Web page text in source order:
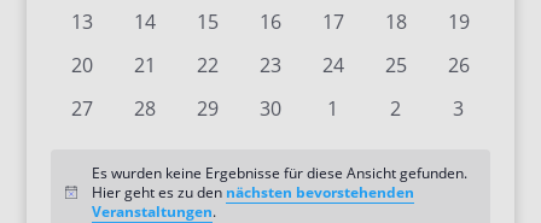
0
13
0
14
0
15
0
16
0
17
0
18
0
19
0
20
0
21
0
22
0
23
0
24
0
25
0
26
0
27
0
28
0
29
0
30
0
1
0
2
0
3
Hinweis
Es wurden keine Ergebnisse für diese Ansicht gefunden.
Hier geht es zu den nächsten bevorstehenden
Veranstaltungen.